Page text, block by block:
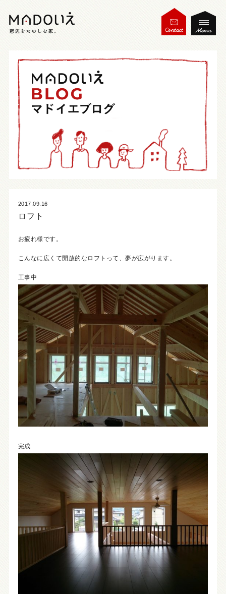
2017.09.16
ロフト
お疲れ様です。
こんなに広くて開放的なロフトって、夢が広がります。
工事中
完成